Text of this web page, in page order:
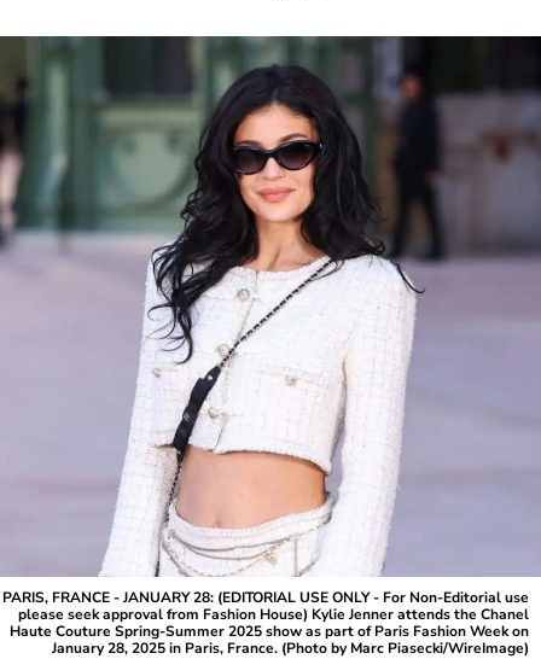
PARIS, FRANCE - JANUARY 28: (EDITORIAL USE ONLY - For Non-Editorial use
please seek approval from Fashion House) Kylie Jenner attends the Chanel
Haute Couture Spring-Summer 2025 show as part of Paris Fashion Week on
January 28, 2025 in Paris, France. (Photo by Marc Piasecki/WireImage)